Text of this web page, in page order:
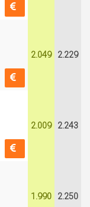
2.049 2.229
2.009 2.243
1.990 2.250